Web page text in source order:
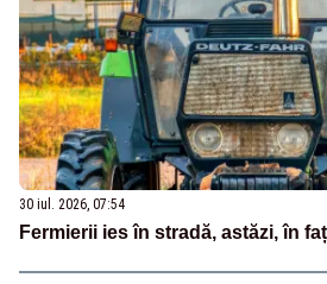
30 iul. 2026, 07:54
Fermierii ies în stradă, astăzi, în